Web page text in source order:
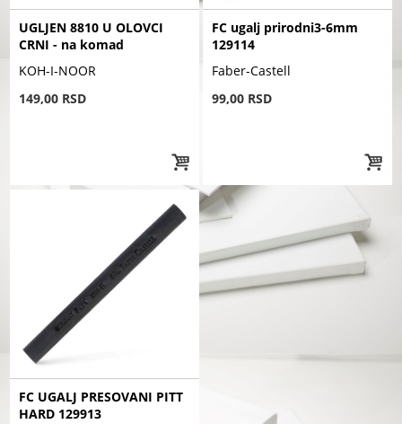
UGLJEN 8810 U OLOVCI
CRNI - na komad
KOH-I-NOOR
149,00 RSD
FC ugalj prirodni3-6mm
129114
Faber-Castell
99,00 RSD
FC UGALJ PRESOVANI PITT
HARD 129913